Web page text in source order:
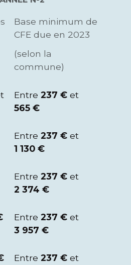
Base minimum de
CFE due en 2023
(selon la
commune)
Entre 237 € et
565 €
Entre 237 € et
1 130 €
Entre 237 € et
2 374 €
Entre 237 € et
3 957 €
Entre 237 € et